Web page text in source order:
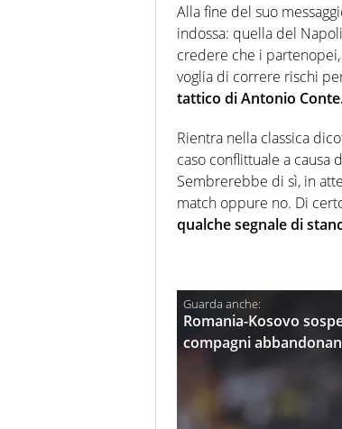
Alla fine del suo
indossa: quella del
credere che i
voglia di correre rischi
tattico di Antonio
Rientra nella classica
caso conflittuale a causa
Sembrerebbe di sì, in
match oppure no. Di
qualche segnale di
Romania-Kosovo
compagni